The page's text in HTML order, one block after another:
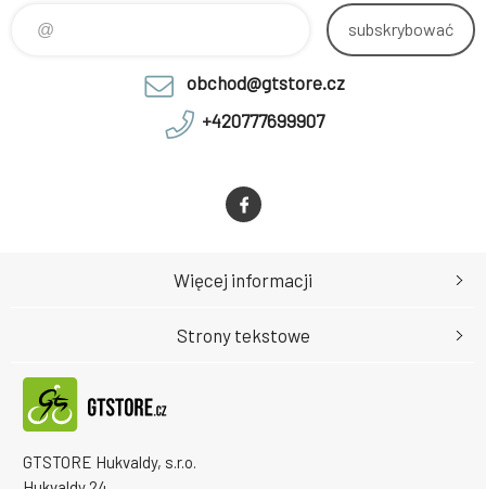
subskrybować
obchod@gtstore.cz
+420777699907
GTSTORE Hukvaldy, s.r.o.
Więcej informacji
Strony tekstowe